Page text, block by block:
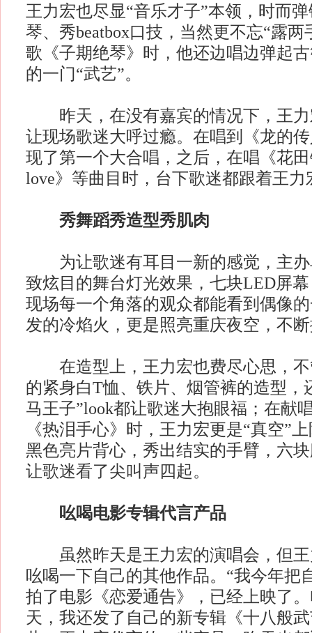
王力宏也尽显“音乐才子”本领，时而
琴、秀beatbox口技，当然更不忘“露两
歌《子期绝琴》时，他还边唱边弹起
的一门“武艺”。
昨天，在没有嘉宾的情况下，王力
让现场歌迷大呼过瘾。在唱到《龙的
现了第一个大合唱，之后，在唱《花田
love》等曲目时，台下歌迷都跟着王力
秀舞蹈秀造型秀肌肉
为让歌迷有耳目一新的感觉，主办
致炫目的舞台灯光效果，七块LED屏
现场每一个角落的观众都能看到偶像
发的冷焰火，更是照亮重庆夜空，不
在造型上，王力宏也费尽心思，不
的紧身白T恤、铁片、烟管裤的造型，
马王子”look都让歌迷大抱眼福；在献
《热泪手心》时，王力宏更是“真空”
黑色亮片背心，秀出结实的手臂，六
让歌迷看了尖叫声四起。
吆喝电影专辑代言产品
虽然昨天是王力宏的演唱会，但王
吆喝一下自己的其他作品。“我今年把
拍了电影《恋爱通告》，已经上映了
天，我还发了自己的新专辑《十八般